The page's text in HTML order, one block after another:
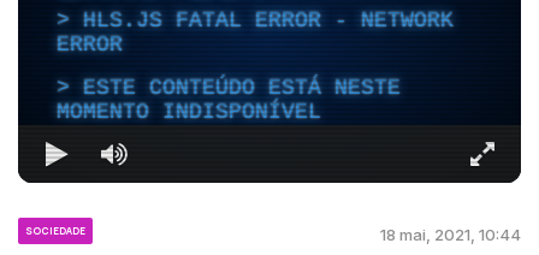
HLS.JS FATAL ERROR - NETWORK
ERROR
ESTE CONTEÚDO ESTÁ NESTE
MOMENTO INDISPONÍVEL
SOCIEDADE 18 mai, 2021, 10:44